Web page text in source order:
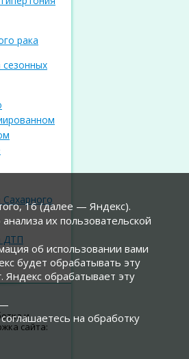
рака
ДТП
и
сайта:
16 (далее — Яндекс).
их пользовательской
об использовании вами
будет обрабатывать эту
Яндекс обрабатывает эту
—
на обработку